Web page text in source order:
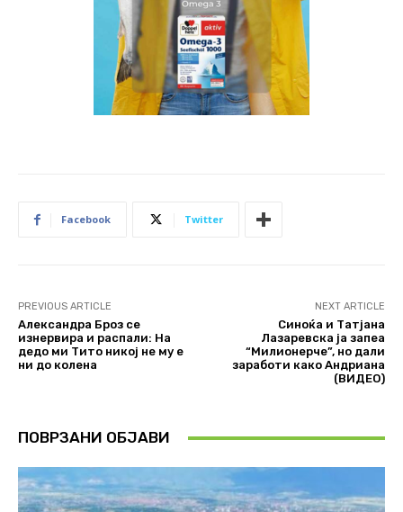
Facebook Twitter
PREVIOUS ARTICLE
Александра Броз се
изнервира и распали: На
дедо ми Тито никој не му е
ни до колена
NEXT ARTICLE
Синоќа и Татјана
Лазаревска ја запеа
“Милионерче”, но дали
заработи како Андриана
(ВИДЕО)
ПОВРЗАНИ ОБЈАВИ